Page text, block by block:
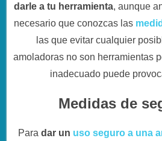
darle a tu herramienta, aunque
necesario que conozcas las
las que evitar cualquier
amoladoras no son herramientas
inadecuado puede
Medidas de
Para dar un uso seguro a una